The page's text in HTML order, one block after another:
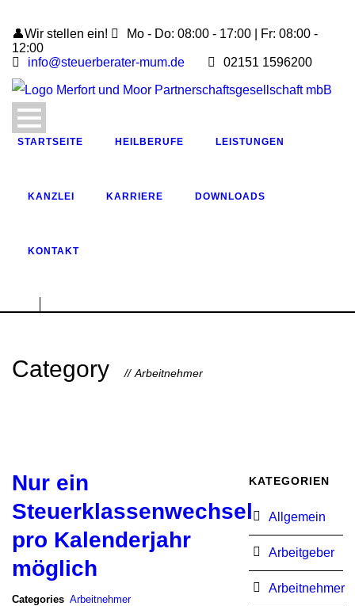
👤Wir stellen ein!
Mo - Do: 08:00 - 17:00 | Fr: 08:00 -
12:00
info@steuerberater-mum.de
02151 1596200
STARTSEITE HEILBERUFE LEISTUNGEN
KANZLEI KARRIERE DOWNLOADS
KONTAKT
Category Arbeitnehmer
Nur ein
Steuerklassenwechsel
pro Kalenderjahr
möglich
Categories Arbeitnehmer
KATEGORIEN
Allgemein
Arbeitgeber
Arbeitnehmer